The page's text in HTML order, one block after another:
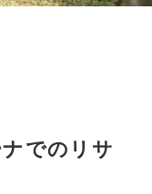
ナでのリサ